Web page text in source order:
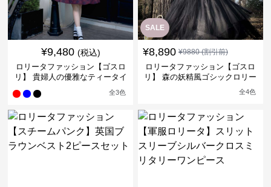
¥9,480 (税込)
ロリータファッション【ゴスロ
リ】 貴婦人の優雅なティータイ
全3色
SALE
¥8,890 ¥9880(割引前)
ロリータファッション【ゴスロ
リ】 森の妖精風ゴシックロリー
全4色